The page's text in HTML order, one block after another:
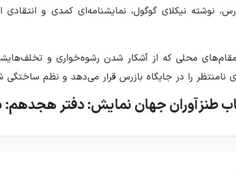
نوشته نیکلای گوگول، نمایشنامه‌ای کمدی و
مقام‌های محلی که از آشکار شدن رشوه‌خواری و
نامنتظر را در جایگاه بازرس قرار می‌دهد و نظم
طنزآوران جهان نمایش: دفتر